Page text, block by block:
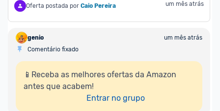
Oferta postada por Caio Pereira um mês atrás
genio
um mês atrás
Comentário fixado
📱Receba as melhores ofertas da Amazon
antes que acabem!
Entrar no grupo